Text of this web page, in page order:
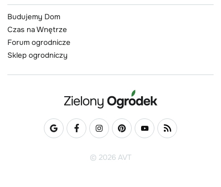
Budujemy Dom
Czas na Wnętrze
Forum ogrodnicze
Sklep ogrodniczy
© 2026 AVT